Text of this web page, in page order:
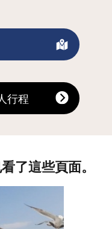
行程
了這些頁面。